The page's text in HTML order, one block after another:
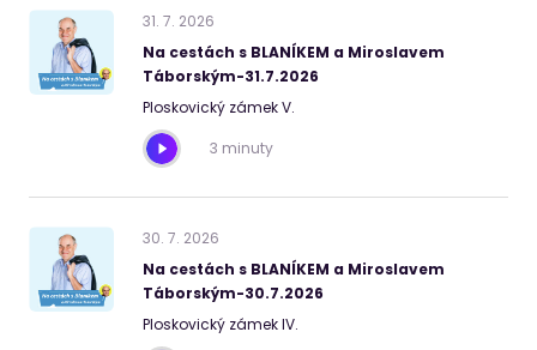
31. 7. 2026
Na cestách s BLANÍKEM a Miroslavem
Táborským-31.7.2026
Ploskovický zámek V.
3 minuty
30. 7. 2026
Na cestách s BLANÍKEM a Miroslavem
Táborským-30.7.2026
Ploskovický zámek IV.